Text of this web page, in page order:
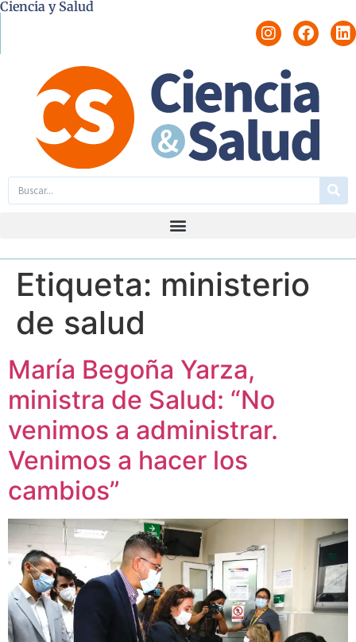
Ciencia y Salud
Etiqueta: ministerio
de salud
María Begoña Yarza,
ministra de Salud: “No
venimos a administrar.
Venimos a hacer los
cambios”